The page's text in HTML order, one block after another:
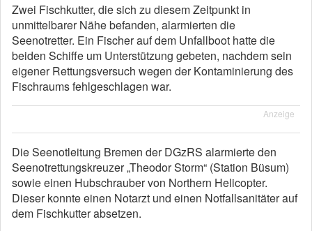
Zwei Fischkutter, die sich zu diesem Zeitpunkt in
unmittelbarer Nähe befanden, alarmierten die
Seenotretter. Ein Fischer auf dem Unfallboot hatte die
beiden Schiffe um Unterstützung gebeten, nachdem sein
eigener Rettungsversuch wegen der Kontaminierung des
Fischraums fehlgeschlagen war.
Anzeige
Die Seenotleitung Bremen der DGzRS alarmierte den
Seenotrettungskreuzer „Theodor Storm“ (Station Büsum)
sowie einen Hubschrauber von Northern Helicopter.
Dieser konnte einen Notarzt und einen Notfallsanitäter auf
dem Fischkutter absetzen.